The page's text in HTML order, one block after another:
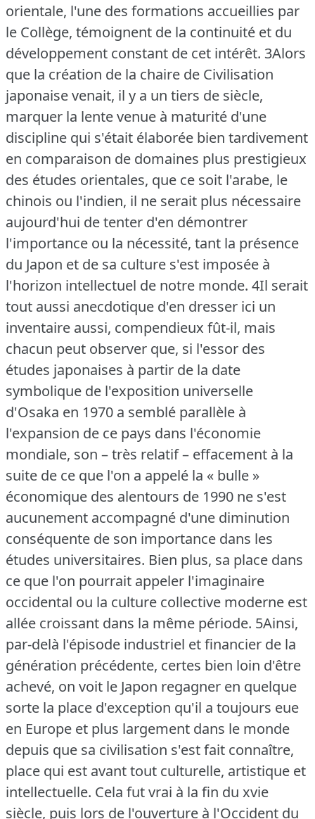
orientale, l'une des formations accueillies par
le Collège, témoignent de la continuité et du
développement constant de cet intérêt. 3Alors
que la création de la chaire de Civilisation
japonaise venait, il y a un tiers de siècle,
marquer la lente venue à maturité d'une
discipline qui s'était élaborée bien tardivement
en comparaison de domaines plus prestigieux
des études orientales, que ce soit l'arabe, le
chinois ou l'indien, il ne serait plus nécessaire
aujourd'hui de tenter d'en démontrer
l'importance ou la nécessité, tant la présence
du Japon et de sa culture s'est imposée à
l'horizon intellectuel de notre monde. 4Il serait
tout aussi anecdotique d'en dresser ici un
inventaire aussi, compendieux fût-il, mais
chacun peut observer que, si l'essor des
études japonaises à partir de la date
symbolique de l'exposition universelle
d'Osaka en 1970 a semblé parallèle à
l'expansion de ce pays dans l'économie
mondiale, son – très relatif – effacement à la
suite de ce que l'on a appelé la « bulle »
économique des alentours de 1990 ne s'est
aucunement accompagné d'une diminution
conséquente de son importance dans les
études universitaires. Bien plus, sa place dans
ce que l'on pourrait appeler l'imaginaire
occidental ou la culture collective moderne est
allée croissant dans la même période. 5Ainsi,
par-delà l'épisode industriel et financier de la
génération précédente, certes bien loin d'être
achevé, on voit le Japon regagner en quelque
sorte la place d'exception qu'il a toujours eue
en Europe et plus largement dans le monde
depuis que sa civilisation s'est fait connaître,
place qui est avant tout culturelle, artistique et
intellectuelle. Cela fut vrai à la fin du xvie
siècle, puis lors de l'ouverture à l'Occident du